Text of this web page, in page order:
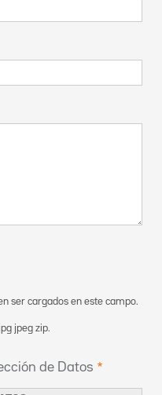
ser cargados en este campo.
jpeg zip.
de Datos